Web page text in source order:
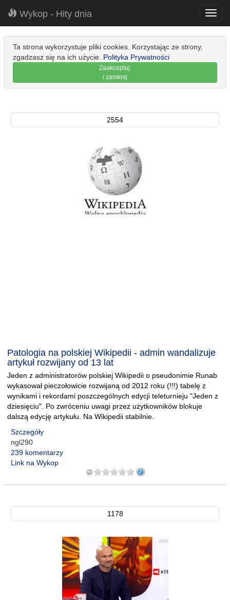
Wykop - Hity dnia
Ta strona wykorzystuje pliki cookies. Korzystając ze strony,
zgadzasz się na ich użycie. Polityka Prywatności
Zaakceptuj
i zamknij
2554
Patologia na polskiej Wikipedii - admin wandalizuje
artykuł rozwijany od 13 lat
Jeden z administratorów polskiej Wikipedii o pseudonimie Runab
wykasował pieczołowicie rozwijaną od 2012 roku (!!!) tabelę z
wynikami i rekordami poszczególnych edycji teleturnieju "Jeden z
dziesięciu". Po zwróceniu uwagi przez użytkowników blokuje
dalszą edycję artykułu. Na Wikipedii stabilnie.
Szczegóły
ngl290
239 komentarzy
Link na Wykop
1178